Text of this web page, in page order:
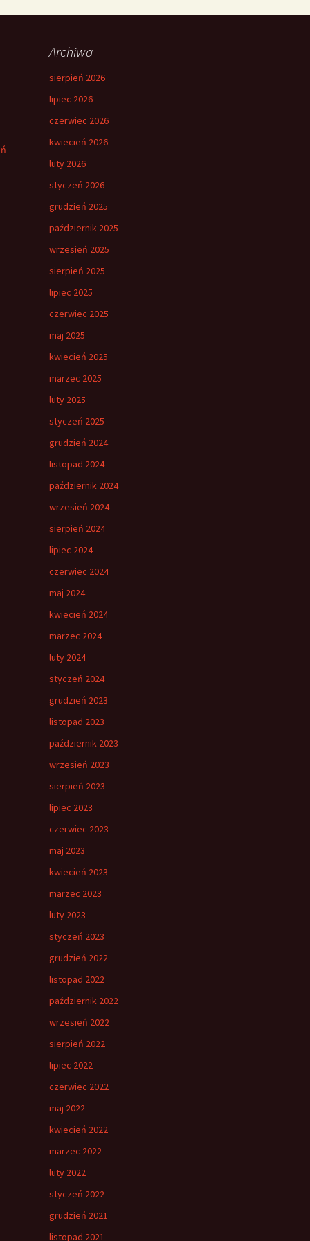
Archiwa
sierpień 2026
lipiec 2026
czerwiec 2026
kwiecień 2026
luty 2026
styczeń 2026
grudzień 2025
październik 2025
wrzesień 2025
sierpień 2025
lipiec 2025
czerwiec 2025
maj 2025
kwiecień 2025
marzec 2025
luty 2025
styczeń 2025
grudzień 2024
listopad 2024
październik 2024
wrzesień 2024
sierpień 2024
lipiec 2024
czerwiec 2024
maj 2024
kwiecień 2024
marzec 2024
luty 2024
styczeń 2024
grudzień 2023
listopad 2023
październik 2023
wrzesień 2023
sierpień 2023
lipiec 2023
czerwiec 2023
maj 2023
kwiecień 2023
marzec 2023
luty 2023
styczeń 2023
grudzień 2022
listopad 2022
październik 2022
wrzesień 2022
sierpień 2022
lipiec 2022
czerwiec 2022
maj 2022
kwiecień 2022
marzec 2022
luty 2022
styczeń 2022
grudzień 2021
listopad 2021